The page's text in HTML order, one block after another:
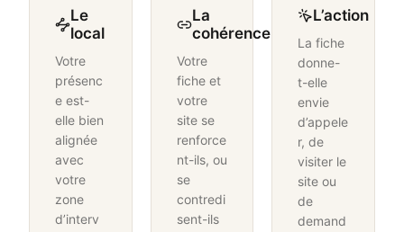
Le
local
Votre
présenc
e est-
elle bien
alignée
avec
votre
zone
d’interv
La
cohérence
Votre
fiche et
votre
site se
renforce
nt-ils, ou
se
contredi
sent-ils
L’action
La fiche
donne-
t-elle
envie
d’appele
r, de
visiter le
site ou
de
demand